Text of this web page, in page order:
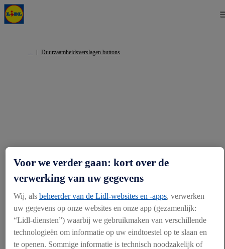
Duurzaamheidsverslagen buttons
Over ons Duurzaamheid Pers Contact
Voor we verder gaan: kort over de
verwerking van uw gegevens
Wij, als beheerder van de Lidl-websites en -apps, verwerken
uw gegevens op onze websites en onze app (gezamenlijk:
“Lidl-diensten”) waarbij we gebruikmaken van verschillende
technologieën om informatie op uw eindtoestel op te slaan en
te openen. Sommige informatie is technisch noodzakelijk of